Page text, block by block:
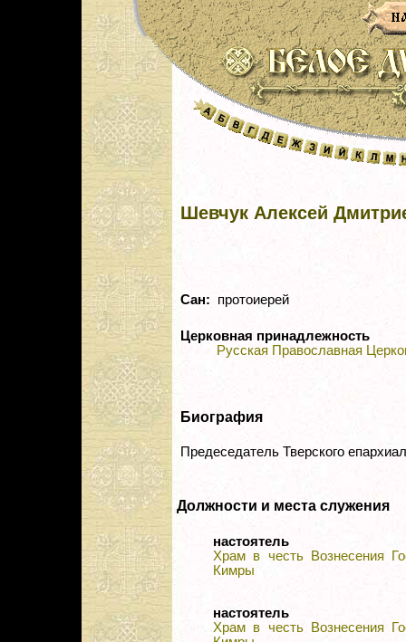
Шевчук Алексей
Сан: протоиерей
Церковная принадлежность
Русская Православная
Биография
Предеседатель Тверского
Должности и места служения
настоятель
Храм в честь Вознесения
Кимры
настоятель
Храм в честь Вознесения